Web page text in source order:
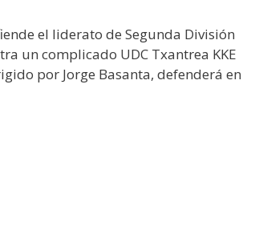
el liderato de Segunda División
un complicado UDC Txantrea KKE
por Jorge Basanta, defenderá en